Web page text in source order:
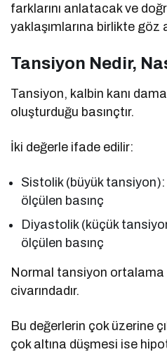
farklarını anlatacak ve
yaklaşımlarına birlikte göz
Tansiyon Nedir,
Tansiyon, kalbin kanı
oluşturduğu basınçtır.
İki değerle ifade edilir:
Sistolik (büyük tansiyon):
ölçülen basınç
Diyastolik (küçük
ölçülen basınç
Normal tansiyon
civarındadır.
Bu değerlerin çok üzerine
çok altına düşmesi ise